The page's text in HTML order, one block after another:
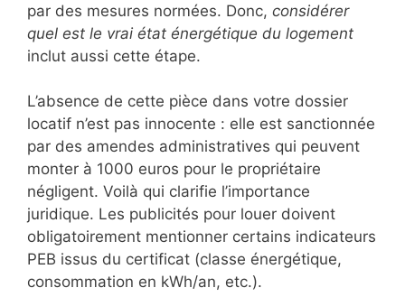
par des mesures normées. Donc, considérer
quel est le vrai état énergétique du logement
inclut aussi cette étape.
L’absence de cette pièce dans votre dossier
locatif n’est pas innocente : elle est sanctionnée
par des amendes administratives qui peuvent
monter à 1000 euros pour le propriétaire
négligent. Voilà qui clarifie l’importance
juridique. Les publicités pour louer doivent
obligatoirement mentionner certains indicateurs
PEB issus du certificat (classe énergétique,
consommation en kWh/an, etc.).